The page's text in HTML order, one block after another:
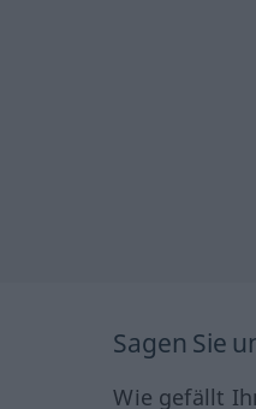
Sagen Sie
Wie gefällt